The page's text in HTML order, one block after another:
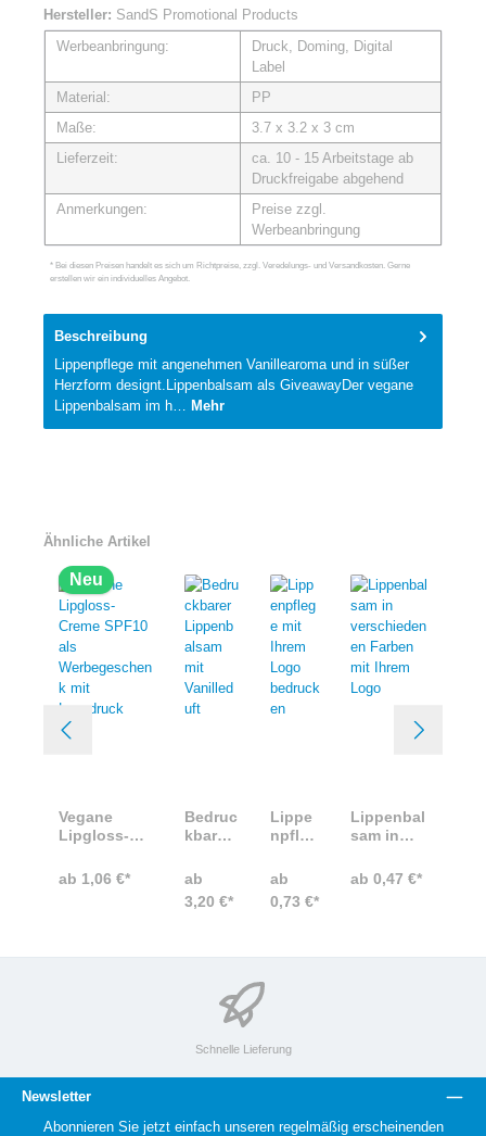
Hersteller: SandS Promotional Products
Werbeanbringung:
Druck, Doming, Digital
Label
Material:
PP
Maße:
3.7 x 3.2 x 3 cm
Lieferzeit:
ca. 10 - 15 Arbeitstage ab
Druckfreigabe abgehend
Anmerkungen:
Preise zzgl.
Werbeanbringung
* Bei diesen Preisen handelt es sich um Richtpreise, zzgl. Veredelungs- und Versandkosten. Gerne
erstellen wir ein individuelles Angebot.
Beschreibung
Lippenpflege mit angenehmen Vanillearoma und in süßer
Herzform designt.Lippenbalsam als GiveawayDer vegane
Lippenbalsam im h… Mehr
Ähnliche Artikel
Neu
Vegane
Lipgloss-
SPF10 als
Werbegesch
ab 1,06 €*
Bedruc
kbarer
balsam
Vanille
ab
3,20 €*
Lippe
npfleg
Ihrem
bedru
ab
0,73 €*
Lippenbal
sam in
enen
Farben
ab 0,47 €*
Schnelle Lieferung
Newsletter
Abonnieren Sie jetzt einfach unseren regelmäßig erscheinenden